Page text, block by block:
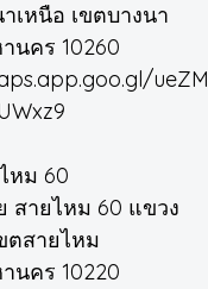
เหนือ เขตบางนา
นคร 10260
ueZM
หม 60
สายไหม 60 แขวง
ตสายไหม
นคร 10220